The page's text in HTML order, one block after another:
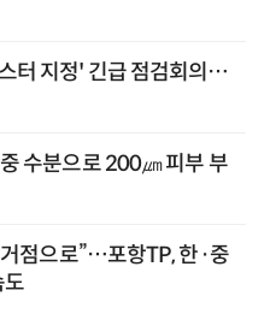
터 지정' 긴급 점검회의…
수분으로 200㎛ 피부 부
점으로”…포항TP, 한·중
도